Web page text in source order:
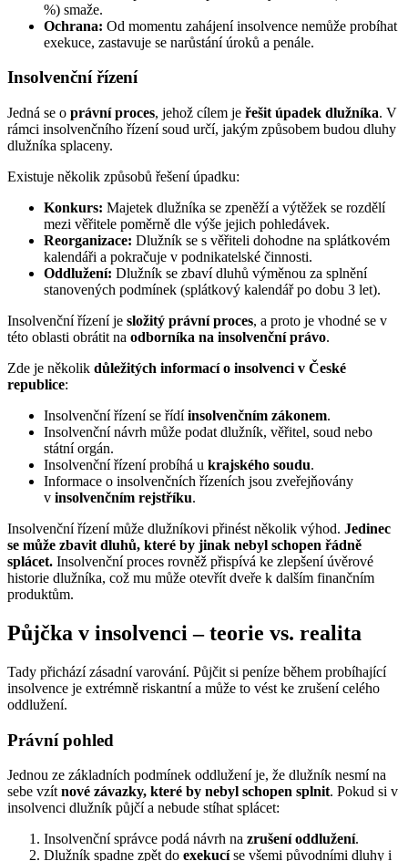
%) smaže.
Ochrana: Od momentu zahájení insolvence nemůže probíhat
exekuce, zastavuje se narůstání úroků a penále.
Insolvenční řízení
Jedná se o právní proces, jehož cílem je řešit úpadek dlužníka. V
rámci insolvenčního řízení soud určí, jakým způsobem budou dluhy
dlužníka splaceny.
Existuje několik způsobů řešení úpadku:
Konkurs: Majetek dlužníka se zpeněží a výtěžek se rozdělí
mezi věřitele poměrně dle výše jejich pohledávek.
Reorganizace: Dlužník se s věřiteli dohodne na splátkovém
kalendáři a pokračuje v podnikatelské činnosti.
Oddlužení: Dlužník se zbaví dluhů výměnou za splnění
stanovených podmínek (splátkový kalendář po dobu 3 let).
Insolvenční řízení je složitý právní proces, a proto je vhodné se v
této oblasti obrátit na odborníka na insolvenční právo.
Zde je několik důležitých informací o insolvenci v České
republice:
Insolvenční řízení se řídíinsolvenčním zákonem.
Insolvenční návrh může podat dlužník, věřitel, soud nebo
státní orgán.
Insolvenční řízení probíhá u krajského soudu.
Informace o insolvenčních řízeních jsou zveřejňovány
v insolvenčním rejstříku.
Insolvenční řízení může dlužníkovi přinést několik výhod. Jedinec
se může zbavit dluhů, které by jinak nebyl schopen řádně
splácet. Insolvenční proces rovněž přispívá ke zlepšení úvěrové
historie dlužníka, což mu může otevřít dveře k dalším finančním
produktům.
Půjčka v insolvenci – teorie vs. realita
Tady přichází zásadní varování. Půjčit si peníze během probíhající
insolvence je extrémně riskantní a může to vést ke zrušení celého
oddlužení.
Právní pohled
Jednou ze základních podmínek oddlužení je, že dlužník nesmí na
sebe vzít nové závazky, které by nebyl schopen splnit. Pokud si v
insolvenci dlužník půjčí a nebude stíhat splácet:
Insolvenční správce podá návrh na zrušení oddlužení.
Dlužník spadne zpět do exekucíse všemi původními dluhy i